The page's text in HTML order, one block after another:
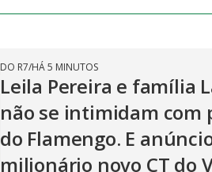
DO R7/HÁ 5 MINUTOS
Leila Pereira e família
não se intimidam com
do Flamengo. E
milionário novo CT do